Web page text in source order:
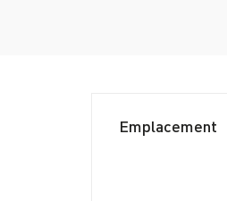
Emplacement